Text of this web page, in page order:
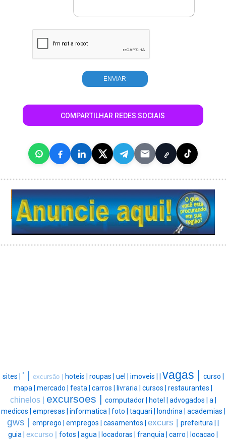
COMPARTILHAR REDES SOCIAIS
sites | ' | excursão | hoteis | roupas | uel | imoveis | | vagas | curso |
mapa | mercado | festa | carros | livraria | cursos | restaurantes |
chinelos | excursoes | computador | hotel | advogados | a |
medicos | empresas | informatica | foto | taquari | londrina | academias |
gws | emprego | empregos | casamentos | excurs | prefeitura | |
guia | excurso | fotos | agua | locadoras | franquia | carro | locacao |